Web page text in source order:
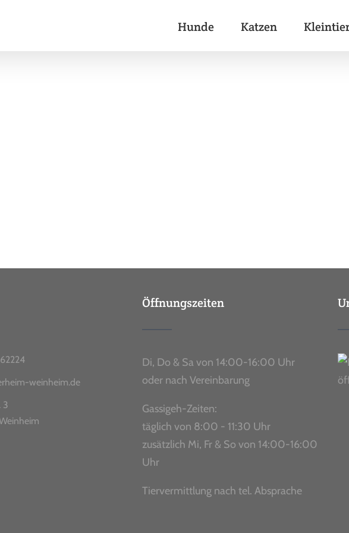
Hunde Katzen
weinheim.de
3
Öffnungszeiten
Di, Do & Sa von 14:00-16:00 Uhr
oder nach Vereinbarung
Gassigeh-Zeiten:
täglich von 8:00 - 11:30 Uhr
zusätzlich Mi, Fr & So von 14:00-16:00
Uhr
Tiervermittlung nach tel. Absprache